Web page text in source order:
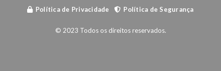
Política de Privacidade Política de Segurança
© 2023 Todos os direitos reservados.